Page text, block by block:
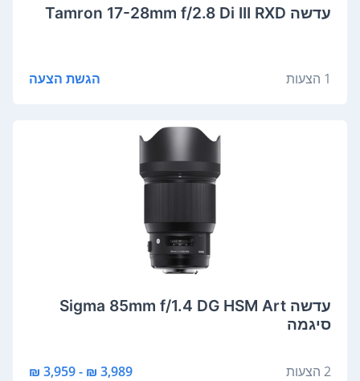
‏עדשה Tamron 17-28mm f/2.8 Di III RXD
1 הצעות הגשת הצעה
‏עדשה Sigma 85mm f/1.4 DG HSM Art
סיגמה
2 הצעות 3,989 ₪ - 3,959 ₪